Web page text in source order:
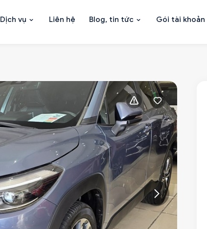
Dịch vụ Liên hệ Blog, tin tức Gói tài khoản